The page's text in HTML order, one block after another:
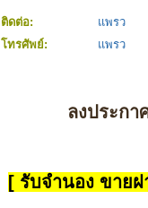
ติดต่อ: แพรว
โทรศัพย์:
แพรว
ลงประกา
[ รับจำนอง ขายฝ